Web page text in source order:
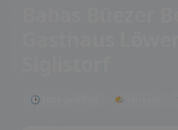
🕒 Jetzt geöffnet 🌤 Terrasse